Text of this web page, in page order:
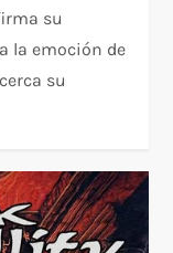
su
la emoción de
su